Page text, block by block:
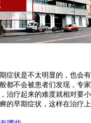
症状是不太明显的，也会有
都不会被患者们发现，专家
治疗起来的难度就相对要小
的早期症状，这样在治疗上